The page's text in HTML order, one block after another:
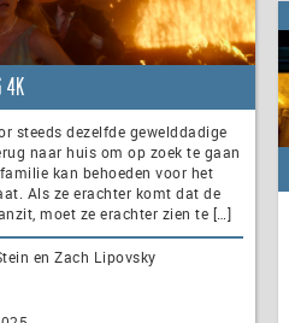
steeds dezelfde gewelddadige
naar huis om op zoek te gaan
kan behoeden voor het
Als ze erachter komt dat de
moet ze erachter zien te […]
en Zach Lipovsky